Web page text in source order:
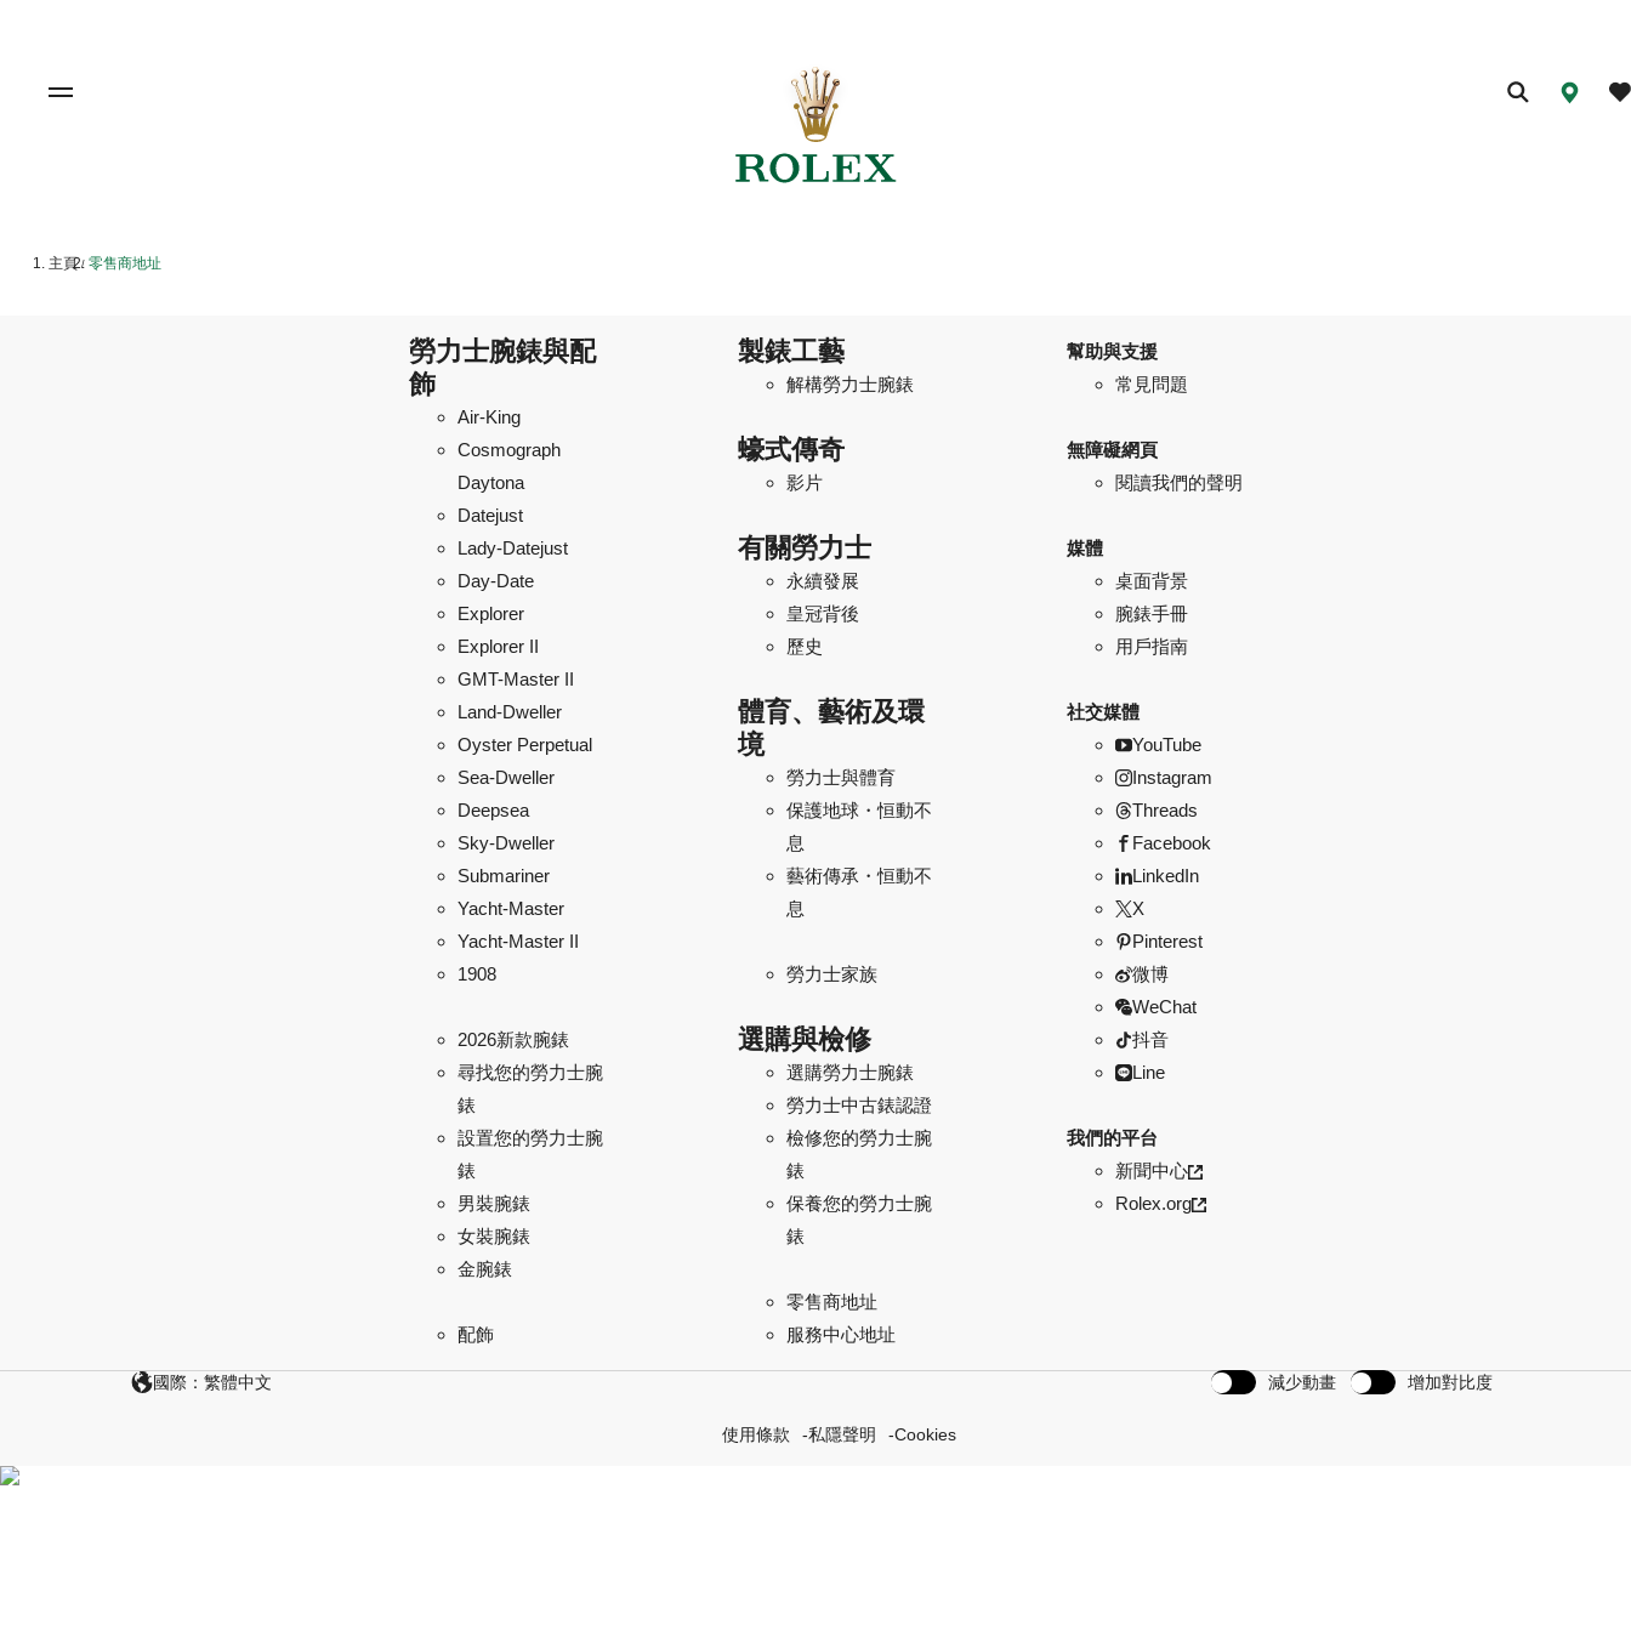
主頁/ 零售商地址
勞力士腕錶與配
飾
Air-King
Cosmograph
Daytona
Datejust
Lady-Datejust
Day-Date
Explorer
Explorer II
GMT-Master II
Land-Dweller
Oyster Perpetual
Sea-Dweller
Deepsea
Sky-Dweller
Submariner
Yacht-Master
Yacht-Master II
1908
2026新款腕錶
尋找您的勞力士腕
錶
設置您的勞力士腕
錶
男裝腕錶
女裝腕錶
金腕錶
配飾
製錶工藝
解構勞力士腕錶
蠔式傳奇
影片
有關勞力士
永續發展
皇冠背後
歷史
體育、藝術及環
境
勞力士與體育
保護地球・恒動不
息
藝術傳承・恒動不
息
勞力士家族
選購與檢修
選購勞力士腕錶
勞力士中古錶認證
檢修您的勞力士腕
錶
保養您的勞力士腕
錶
零售商地址
服務中心地址
幫助與支援
常見問題
無障礙網頁
閱讀我們的聲明
媒體
桌面背景
腕錶手冊
用戶指南
社交媒體
YouTube
Instagram
Threads
Facebook
LinkedIn
X
Pinterest
微博
WeChat
抖音
Line
我們的平台
新聞中心
Rolex.org
國際：繁體中文 減少動畫 增加對比度
使用條款 私隱聲明 Cookies